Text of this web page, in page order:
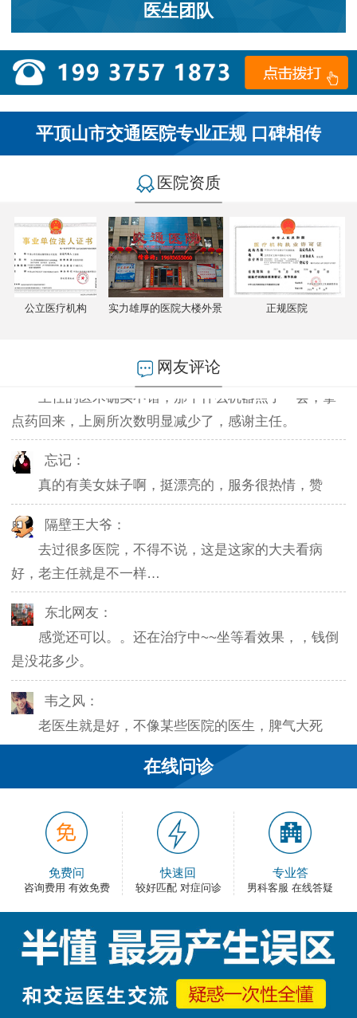
医生团队
平顶山市交通医院专业正规 口碑相传
医院资质
公立医疗机构 实力雄厚的医院大楼外景 正规医院
网友评论
不然排队都要排好久…
燕儿：
陪老公一块去的，环境不错，第二天老公就不怎么
主任的医术确实不错，那个什么机器照了一会，拿
点药回来，上厕所次数明显减少了，感谢主任。
忘记：
真的有美女妹子啊，挺漂亮的，服务很热情，赞
隔壁王大爷：
去过很多医院，不得不说，这是这家的大夫看病
好，老主任就是不一样…
东北网友：
感觉还可以。。还在治疗中~~坐等看效果，，钱倒
是没花多少。
韦之风：
老医生就是好，不像某些医院的医生，脾气大死
卡佛：
手术费用还能接受，早上去的，下午就正常上班
了，出血不多，还不错。
大叔：
很满意，有检查报告单，也不用重新检查了，关键
是手术费用比之前那家便宜。
在线问诊
免费问
咨询费用 有效免费
快速回
较好匹配 对症问诊
专业答
男科客服 在线答疑